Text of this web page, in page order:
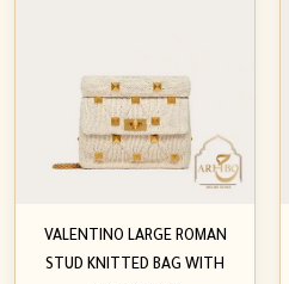
VALENTINO LARGE ROMAN
STUD KNITTED BAG WITH